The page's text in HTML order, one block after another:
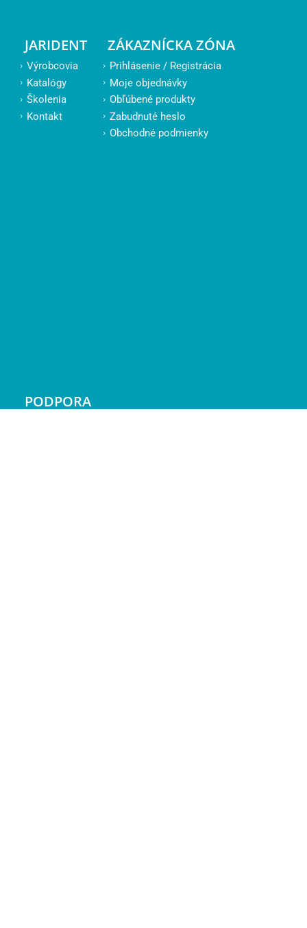
JARIDENT
Výrobcovia
Katalógy
Školenia
Kontakt
ZÁKAZNÍCKA ZÓNA
Prihlásenie / Registrácia
Moje objednávky
Obľúbené produkty
Zabudnuté heslo
Obchodné podmienky
PODPORA